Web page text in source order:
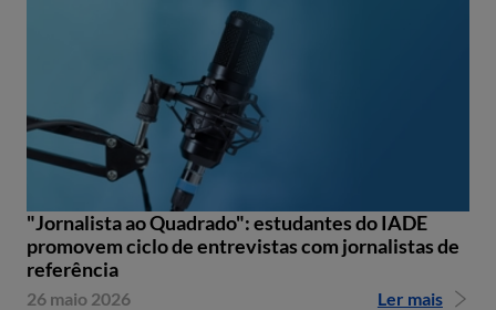
"Jornalista ao Quadrado": estudantes do IADE
promovem ciclo de entrevistas com jornalistas de
referência
26 maio 2026 Ler mais